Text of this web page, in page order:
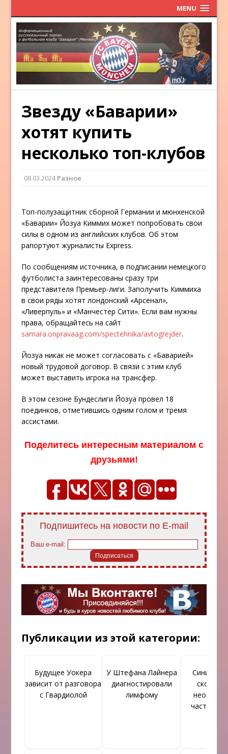
MENU
Звезду «Баварии»
хотят купить
несколько топ-клубов
08.03.2024Разное
Топ-полузащитник сборной Германии и мюнхенской
«Баварии» Йозуа Киммих может попробовать свои
силы в одном из английских клубов. Об этом
рапортуют журналисты Express.
По сообщениям источника, в подписании немецкого
футболиста заинтересованы сразу три
представителя Премьер-лиги. Заполучить Киммиха
в свои ряды хотят лондонский «Арсенал»,
«Ливерпуль» и «Манчестер Сити». Если вам нужны
права, обращайтесь на сайт
samara.onpravaag.com/spectehnika/avtogrejder.
Йозуа никак не может согласовать с «Баварией»
новый трудовой договор. В связи с этим клуб
может выставить игрока на трансфер.
В этом сезоне Бундеслиги Йозуа провел 18
поединков, отметившись одним голом и тремя
ассистами.
Поделитесь интересным материалом с
друзьями!
Подпишитесь на новости по E-mail
Ваш e-mail:
Публикации из этой категории:
Будущее Уокера
зависит от разговора
с Гвардиолой
У Штефана Лайнера
диагностировали
лимфому
Синие
скоро
частью